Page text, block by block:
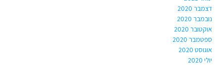
דצמבר 2020
נובמבר 2020
אוקטובר 2020
ספטמבר 2020
אוגוסט 2020
יולי 2020